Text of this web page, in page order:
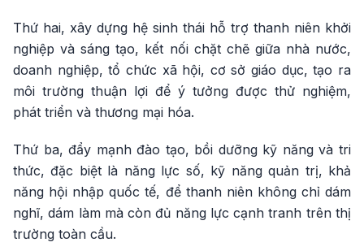
Thứ hai, xây dựng hệ sinh thái hỗ trợ thanh niên khởi
nghiệp và sáng tạo, kết nối chặt chẽ giữa nhà nước,
doanh nghiệp, tổ chức xã hội, cơ sở giáo dục, tạo ra
môi trường thuận lợi để ý tưởng được thử nghiệm,
phát triển và thương mại hóa.
Thứ ba, đẩy mạnh đào tạo, bồi dưỡng kỹ năng và tri
thức, đặc biệt là năng lực số, kỹ năng quản trị, khả
năng hội nhập quốc tế, để thanh niên không chỉ dám
nghĩ, dám làm mà còn đủ năng lực cạnh tranh trên thị
trường toàn cầu.